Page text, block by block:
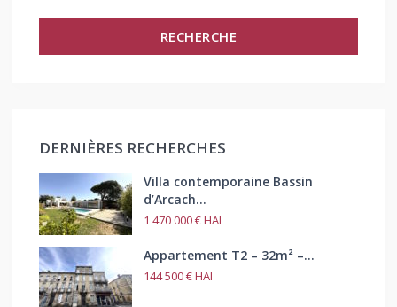
RECHERCHE
DERNIÈRES RECHERCHES
Villa contemporaine Bassin
d’Arcach...
1 470 000 €HAI
Appartement T2 – 32m² –...
144 500 €HAI